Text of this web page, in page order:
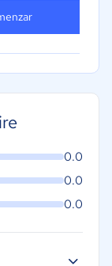
0.0
0.0
0.0